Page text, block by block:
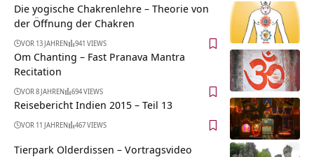
Die yogische Chakrenlehre – Theorie von
der Öffnung der Chakren
VOR 13 JAHREN 941 VIEWS
Om Chanting – Fast Pranava Mantra
Recitation
VOR 8 JAHREN 694 VIEWS
Reisebericht Indien 2015 – Teil 13
VOR 11 JAHREN 467 VIEWS
Tierpark Olderdissen‏‎ – Vortragsvideo